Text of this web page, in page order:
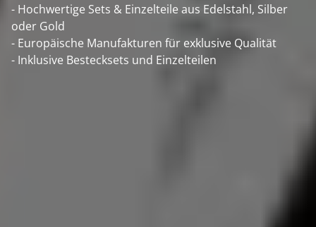
- Hochwertige Sets & Einzelteile aus Edelstahl, Silber
oder Gold
- Europäische Manufakturen für exklusive Qualität
- Inklusive Bestecksets und Einzelteilen